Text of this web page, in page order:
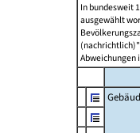
In bundesweit
ausgewählt
Abweichungen